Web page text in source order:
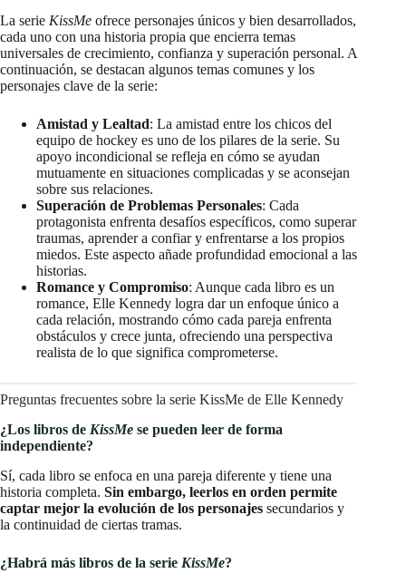
La serie KissMe ofrece personajes únicos y bien desarrollados,
cada uno con una historia propia que encierra temas
universales de crecimiento, confianza y superación personal. A
continuación, se destacan algunos temas comunes y los
personajes clave de la serie:
Amistad y Lealtad: La amistad entre los chicos del
equipo de hockey es uno de los pilares de la serie. Su
apoyo incondicional se refleja en cómo se ayudan
mutuamente en situaciones complicadas y se aconsejan
sobre sus relaciones.
Superación de Problemas Personales: Cada
protagonista enfrenta desafíos específicos, como superar
traumas, aprender a confiar y enfrentarse a los propios
miedos. Este aspecto añade profundidad emocional a las
historias.
Romance y Compromiso: Aunque cada libro es un
romance, Elle Kennedy logra dar un enfoque único a
cada relación, mostrando cómo cada pareja enfrenta
obstáculos y crece junta, ofreciendo una perspectiva
realista de lo que significa comprometerse.
Preguntas frecuentes sobre la serie KissMe de Elle Kennedy
¿Los libros de KissMe se pueden leer de forma
independiente?
Sí, cada libro se enfoca en una pareja diferente y tiene una
historia completa. Sin embargo, leerlos en orden permite
captar mejor la evolución de los personajes secundarios y
la continuidad de ciertas tramas.
¿Habrá más libros de la serie KissMe?